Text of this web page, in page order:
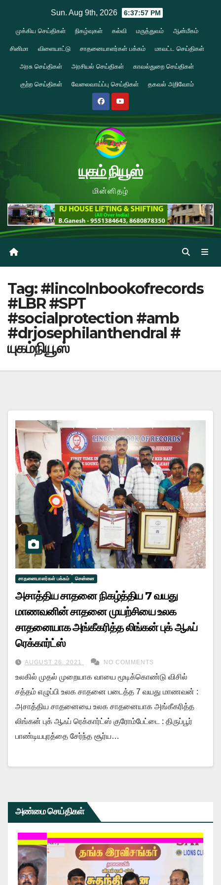
content
Sun. Aug 9th, 2026 6:37:58 PM
முக்கிய செய்திகள் நிகழ்வுகள் கல்வி மருத்துவம் ஆன்மீகம்
சினிமா விளையாட்டு சாதனையாளர்கள் பக்கம் மாவட்ட செய்திகள்
அரசு செய்திகள் அரசியல் செய்திகள் காவல்துறை செய்திகள்
குற்ற செய்திகள் வேலைவாய்ப்பு செய்திகள் தகவல் அறிவோம்
யுகம் நியூஸ்
மின்னிதழ்
Tag:#lincolnbookofrecords
#LBR #SPT
#socialprotection #amb
#drjosephilanthendral #
யுகம்நியூஸ்
சாதனையாளர்கள் பக்கம் சென்னை
அசாத்திய சாதனை நிகழ்த்திய 7 வயது
மாணவனின் சாதனை முயற்சியை உலக
சாதனையாக அங்கீகரித்த லிங்கன் புக் ஆஃப்
ரெக்கார்ட்ஸ்
AUGUST 26, 2021 NO COMMENTS
உலகில் முதல் முறையாக வாயை மூடிக்கொண்டு விசில்
சத்தம் எழுப்பி உலக சாதனை படைத்த 7 வயது மாணவன் :
அசாத்திய சாதனையை உலக சாதனையாக அங்கீகரித்த
லிங்கன் புக் ஆஃப் ரெக்கார்ட்ஸ் குரோம்பேட்டை : திருப்பூர்
பாண்டியபுரத்தை சேர்ந்த சூர்ய…
அண்மை செய்திகள்